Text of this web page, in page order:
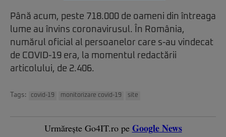
Până acum, peste 718.000 de oameni din întreaga
lume au învins coronavirusul. În România,
numărul oficial al persoanelor care s-au vindecat
de COVID-19 era, la momentul redactării
articolului, de 2.406.
Tags: covid-19 monitorizare covid-19 site
Urmărește Go4IT.ro pe Google News